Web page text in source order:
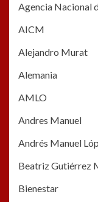
Agencia Nacional
AICM
Alejandro Murat
Alemania
AMLO
Andres Manuel
Andrés Manuel
Beatriz Gutiérrez
Bienestar